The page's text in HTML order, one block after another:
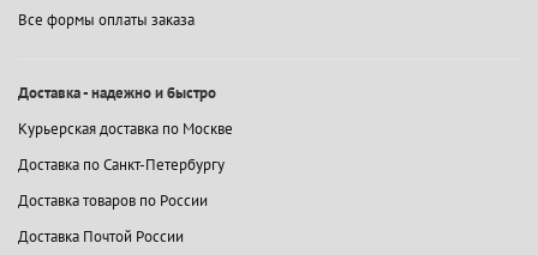
Все формы оплаты заказа
Доставка - надежно и быстро
Курьерская доставка по Москве
Доставка по Санкт-Петербургу
Доставка товаров по России
Доставка Почтой России